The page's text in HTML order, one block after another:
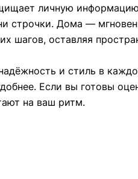
личную
строчки. Дома —
шагов, оставляя
и стиль в
Если вы готовы
на ваш ритм.